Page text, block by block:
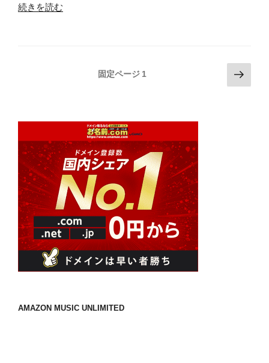
“Apple
続きを読む
ペ
ー
ジ
送
り
固定ページ 1
次
の
AMAZON MUSIC UNLIMITED